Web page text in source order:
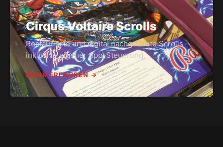
Cirqus Voltaire Scrolls
Restaurierte und digital nachgebaute Scrolls –
inklusive eigener App-Steuerung.
MEHR ERFAHREN →